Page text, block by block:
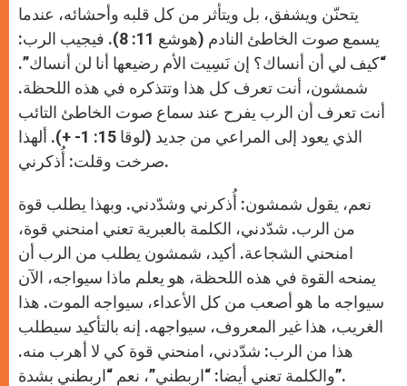
يتحنّن ويشفق، بل ويتأثر من كل قلبه وأحشائه، عندما
يسمع صوت الخاطئ النادم (هوشع 11: 8). فيجيب الرب:
“كيف لي أن أنساك؟ إن نَسِيت الأم رضيعها أنا لن أنساك”.
شمشون، أنت تعرف كل هذا وتتذكره في هذه اللحظة.
أنت تعرف أن الرب يفرح عند سماع صوت الخاطئ التائب
الذي يعود إلى المراعي من جديد (لوقا 15: 1- +). ألهذا
صرخت وقلت: أُذكرني.
نعم، يقول شمشون: أُذكرني وشدّدني. وبهذا يطلب قوة
من الرب. شدّدني، الكلمة بالعبرية تعني امنحني قوة،
امنحني الشجاعة. أكيد، شمشون يطلب من الرب أن
يمنحه القوة في هذه اللحظة، هو يعلم ماذا سيواجه، الآن
سيواجه ما هو أصعب من كل الأعداء، سيواجه الموت. هذا
الغريب، هذا غير المعروف، سيواجهه. إنه بالتأكيد سيطلب
هذا من الرب: شدّدني، امنحني قوة كي لا أهرب منه.
والكلمة تعني أيضا: “اربطني”، نعم “اربطني بشدة”.